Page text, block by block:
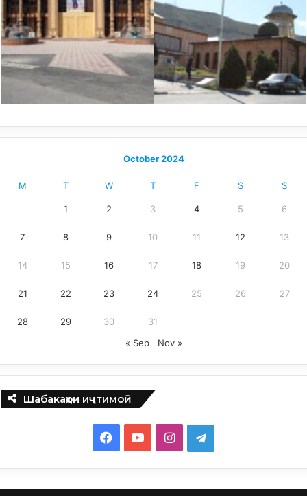
October 2024
M T W T F S S
1 2 3 4 5 6
7 8 9 10 11 12 13
14 15 16 17 18 19 20
21 22 23 24 25 26 27
28 29 30
31
« Sep
Nov »
Шабакаҳои иҷтимоӣ
a
c
o
u
I
n
s
e